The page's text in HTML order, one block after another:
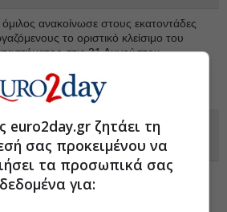
ανακοίνωσε στους εκατοντάδες
το οριστικό κλείσιμο του
στις 31 Αυγούστου.
εξέλιξη.12 Μαϊ 2026 - 14:22
Com: Τα κέρδη του 2023 και η
για τα επόμενα χρόνια
χρηματοoικονομική επιβάρυνση
τον όμιλο το 2023, παρά τις
euro2day.gr ζητάει τη
σας προκειμένου να
τα προσωπικά σας
δεδομένα για: